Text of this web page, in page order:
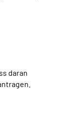
daran